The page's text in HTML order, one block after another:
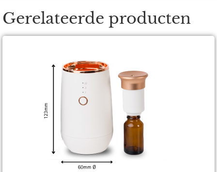
Gerelateerde producten